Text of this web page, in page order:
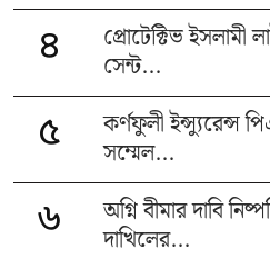
৪
প্রোটেক্টিভ ইসলামী
সেন্ট...
৫
কর্ণফুলী ইন্স্যুরেন্স
সম্মেল...
৬
অগ্নি বীমার দাবি
দাখিলের...